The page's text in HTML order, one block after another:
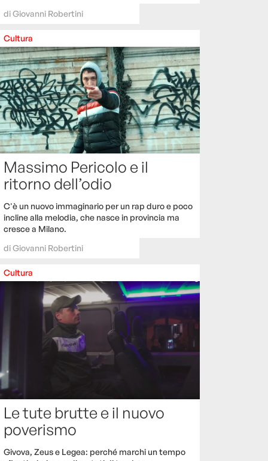
diGiovanni Robertini
Cultura
Massimo Pericolo e il
ritorno dell’odio
C'è un nuovo immaginario per un rap duro e poco
incline alla melodia, che nasce in provincia ma
cresce a Milano.
diGiovanni Robertini
Cultura
Le tute brutte e il nuovo
poverismo
Givova, Zeus e Legea: perché marchi un tempo